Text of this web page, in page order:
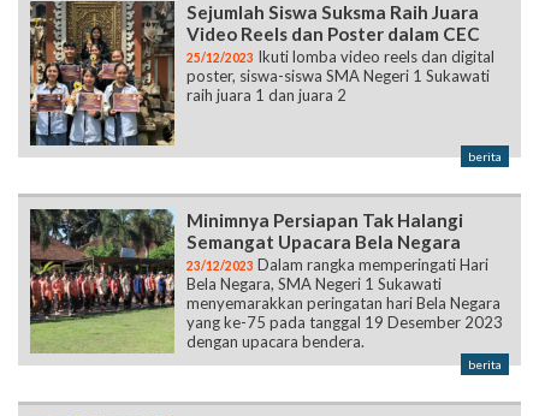
Sejumlah Siswa Suksma Raih Juara
Video Reels dan Poster dalam CEC
25/12/2023 Ikuti lomba video reels dan digital
poster, siswa-siswa SMA Negeri 1 Sukawati
raih juara 1 dan juara 2
berita
Minimnya Persiapan Tak Halangi
Semangat Upacara Bela Negara
23/12/2023 Dalam rangka memperingati Hari
Bela Negara, SMA Negeri 1 Sukawati
menyemarakkan peringatan hari Bela Negara
yang ke-75 pada tanggal 19 Desember 2023
dengan upacara bendera.
berita